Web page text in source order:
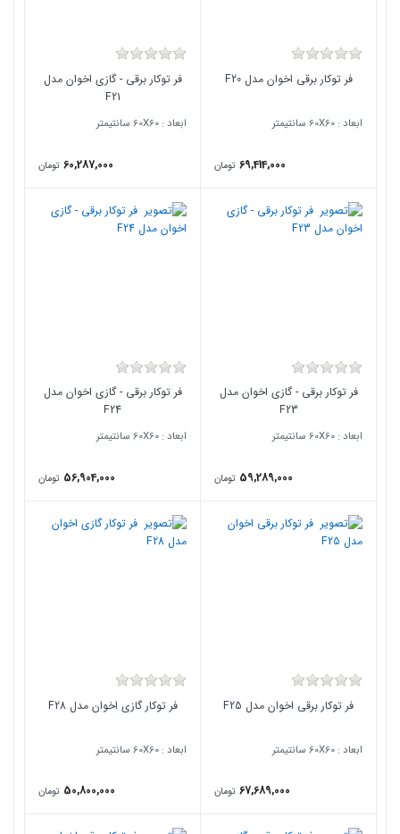
فر توکار برقی اخوان مدل F20
ابعاد : 60X60 سانتیمتر
69,414,000 تومان
فر توکار برقی - گازی اخوان مدل
F21
ابعاد : 60X60 سانتیمتر
60,287,000 تومان
فر توکار برقی - گازی اخوان مدل
F23
ابعاد : 60X60 سانتیمتر
59,289,000 تومان
فر توکار برقی - گازی اخوان مدل
F24
ابعاد : 60X60 سانتیمتر
56,904,000 تومان
فر توکار برقی اخوان مدل F25
ابعاد : 60X60 سانتیمتر
67,689,000 تومان
فر توکار گازی اخوان مدل F28
ابعاد : 60X60 سانتیمتر
50,800,000 تومان